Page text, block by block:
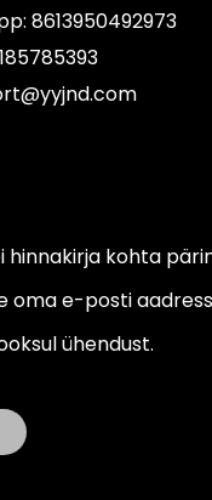
8613950492973
hinnakirja kohta
oma e-posti
ühendust.